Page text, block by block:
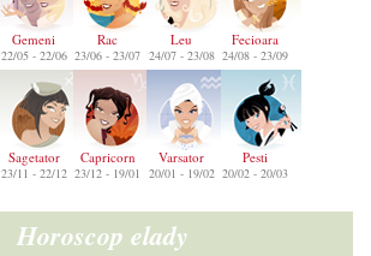
Gemeni
22/05 - 22/06
Rac
23/06 - 23/07
Leu
24/07 - 23/08
Fecioara
24/08 - 23/09
Sagetator
23/11 - 22/12
Capricorn
23/12 - 19/01
Varsator
20/01 - 19/02
Pesti
20/02 - 20/03
Horoscop elady